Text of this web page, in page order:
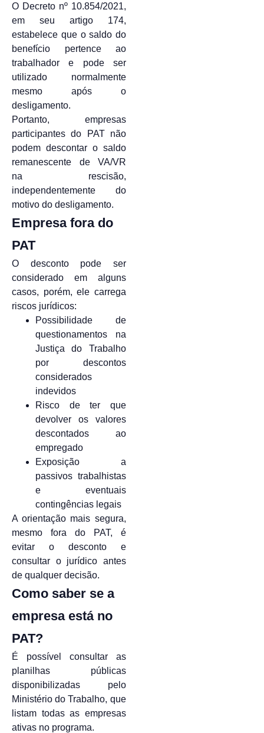
O Decreto nº 10.854/2021,
em seu artigo 174,
estabelece que o saldo do
benefício pertence ao
trabalhador e pode ser
utilizado normalmente
mesmo após o
desligamento.
Portanto, empresas
participantes do PAT não
podem descontar o saldo
remanescente de VA/VR
na rescisão,
independentemente do
motivo do desligamento.
Empresa fora do
PAT
O desconto pode ser
considerado em alguns
casos, porém, ele carrega
riscos jurídicos:
Possibilidade de
questionamentos na
Justiça do Trabalho
por descontos
considerados
indevidos
Risco de ter que
devolver os valores
descontados ao
empregado
Exposição a
passivos trabalhistas
e eventuais
contingências legais
A orientação mais segura,
mesmo fora do PAT, é
evitar o desconto e
consultar o jurídico antes
de qualquer decisão.
Como saber se a
empresa está no
PAT?
É possível consultar as
planilhas públicas
disponibilizadas pelo
Ministério do Trabalho, que
listam todas as empresas
ativas no programa.